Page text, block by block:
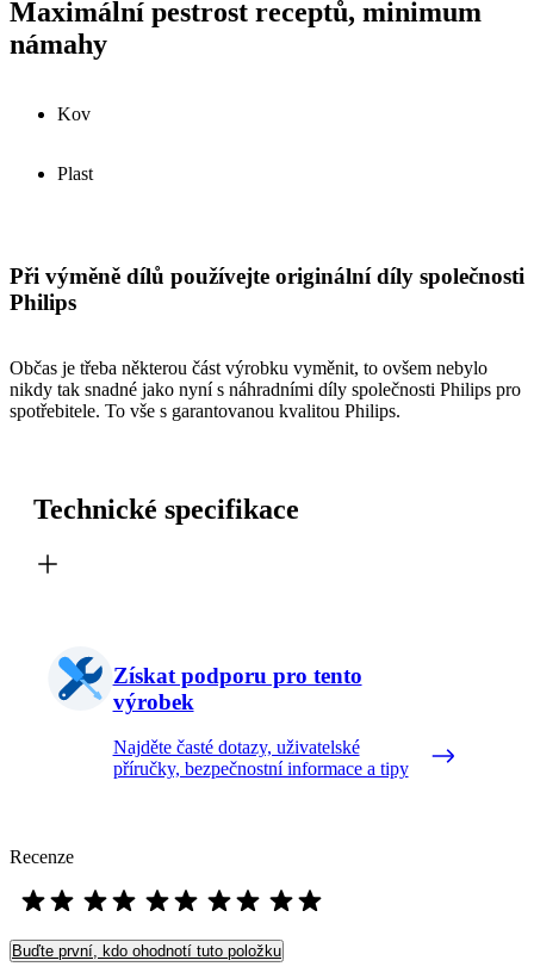
Maximální pestrost receptů, minimum
námahy
Kov
Plast
Při výměně dílů používejte originální díly společnosti
Philips
Občas je třeba některou část výrobku vyměnit, to ovšem nebylo
nikdy tak snadné jako nyní s náhradními díly společnosti Philips pro
spotřebitele. To vše s garantovanou kvalitou Philips.
Technické specifikace
Získat podporu pro tento
výrobek
Najděte časté dotazy, uživatelské
příručky, bezpečnostní informace a tipy
Recenze
Buďte první, kdo ohodnotí tuto položku